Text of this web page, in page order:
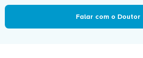
Falar com o Doutor